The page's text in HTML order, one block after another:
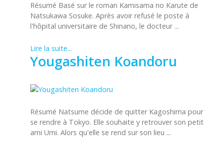
Résumé Basé sur le roman Kamisama no Karute de
Natsukawa Sosuke. Après avoir refusé le poste à
l'hôpital universitaire de Shinano, le docteur ...
Lire la suite...
Yougashiten Koandoru
Résumé Natsume décide de quitter Kagoshima pour
se rendre à Tokyo. Elle souhaite y retrouver son petit
ami Umi. Alors qu'elle se rend sur son lieu ...